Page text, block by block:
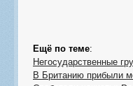
Ещё по теме:
Негосударственные
В Британию прибыли